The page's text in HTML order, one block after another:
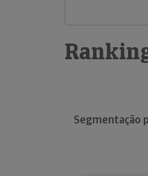
Segmentação